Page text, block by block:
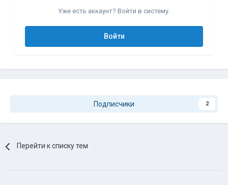
Уже есть аккаунт? Войти в систему.
Войти
Подписчики 2
Перейти к списку тем